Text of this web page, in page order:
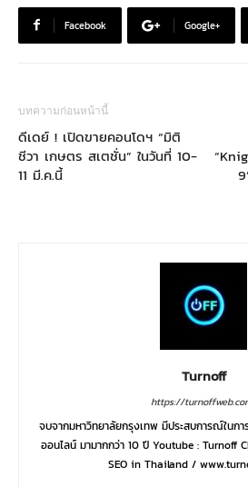
Facebook Google+
บทความก่อนหน้านี้
ดีเดย์ ! เปิดขายคอนโดฯ “มิติ
ชีวา เกษตร สเตชั่น” ในวันที่ 10-
11 มี.ค.นี้
Turnoff
https://
จบจากมหาวิทยาลัยกรุงเทพ มีประสบการณ์ในกา
ออนไลน์ มามากกว่า 10 ปี Youtube :
SEO in Thailand /